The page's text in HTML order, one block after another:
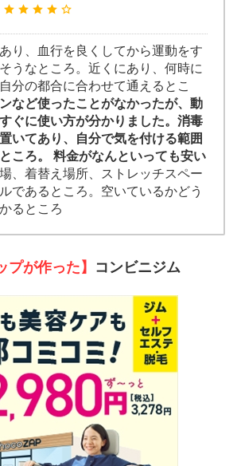
り、血行を良くしてから運動をす
うなところ。近くにあり、何時に
分の都合に合わせて通えるとこ
など使ったことがなかったが、動
ぐに使い方が分かりました。消毒
いてあり、自分で気を付ける範囲
ころ。 料金がなんといっても安い
、着替え場所、ストレッチスペー
であるところ。空いているかどう
るところ
プが作った】 コンビニジム